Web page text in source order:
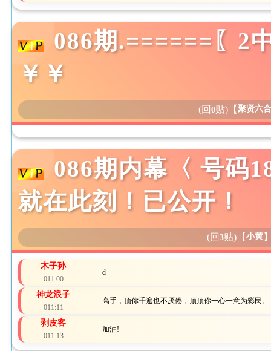
086期.======〖2
￥￥
(回0贴) 【聚贤六
086期内幕〈 号码
就在此刻！已公开！
(回 3贴)【 小黄
木子孙
011:00
d
神龙浪子
011:11
高手，顶你千遍也不厌倦，顶顶你一心一意为彩民。
剥皮客
011:13
加油!